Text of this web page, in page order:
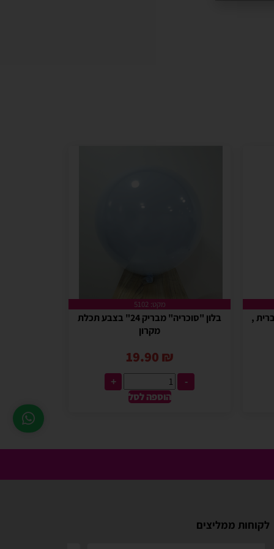
בעברית ,
מקט: 5102
בלון "סוכריה" מבריק 24" בצבע תכלת
מקרון
19.90 ₪
-
+
הוספה לסל
לקוחות ממליצים